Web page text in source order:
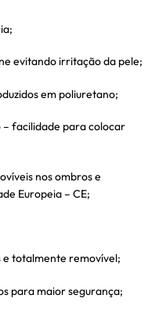
evitando irritação da pele;
em poliuretano;
– facilidade para colocar
nos ombros e
Europeia – CE;
totalmente removível;
para maior segurança;